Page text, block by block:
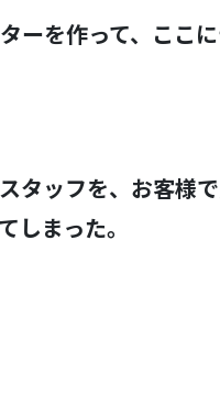
ーを作って、ここ
タッフを、お客様
しまった。